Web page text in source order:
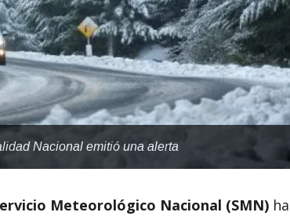
Nacional emitió una alerta
Meteorológico Nacional (SMN) ha